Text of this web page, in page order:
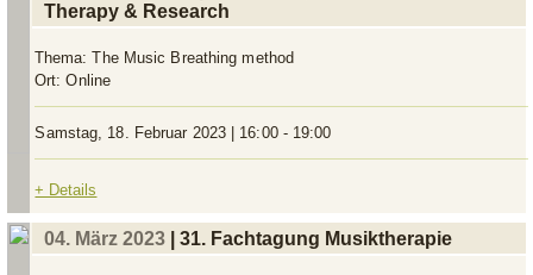
Therapy & Research
Thema:The Music Breathing method
Ort:Online
Samstag, 18. Februar 2023 | 16:00 - 19:00
+ Details
04. März 2023 | 31. Fachtagung Musiktherapie